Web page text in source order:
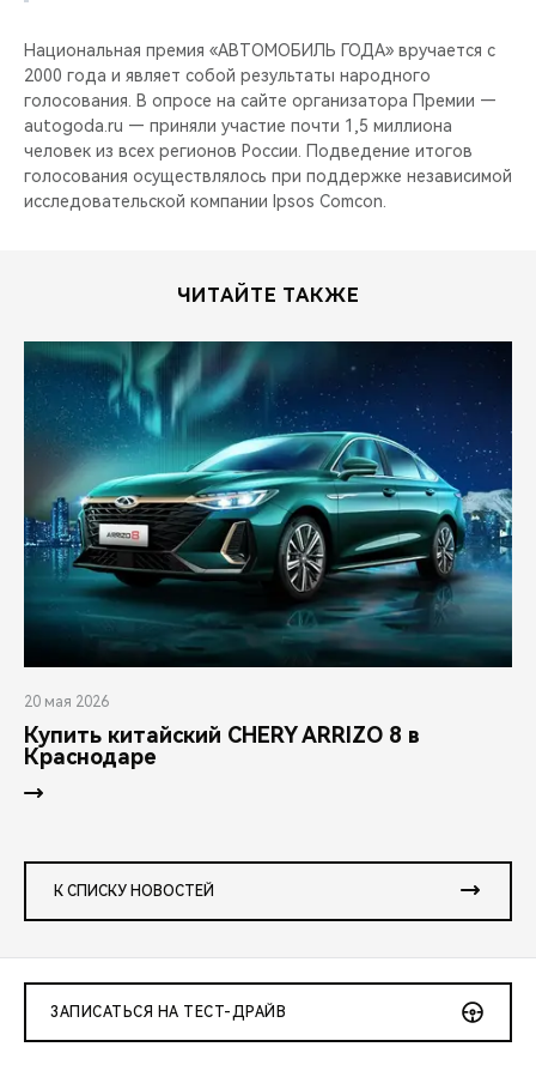
Национальная премия «АВТОМОБИЛЬ ГОДА» вручается с
2000 года и являет собой результаты народного
голосования. В опросе на сайте организатора Премии —
autogoda.ru — приняли участие почти 1,5 миллиона
человек из всех регионов России. Подведение итогов
голосования осуществлялось при поддержке независимой
исследовательской компании Ipsos Comcon.
ЧИТАЙТЕ ТАКЖЕ
20 мая 2026
Купить китайский CHERY ARRIZO 8 в
Краснодаре
К СПИСКУ НОВОСТЕЙ
ЗАПИСАТЬСЯ НА ТЕСТ-ДРАЙВ